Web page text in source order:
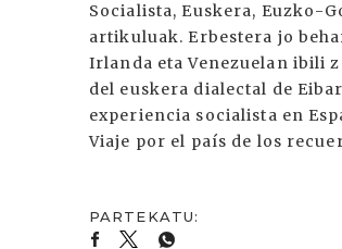
Socialista, Euskera, Euzko-
artikuluak. Erbestera jo
Irlanda eta Venezuelan ibili
del euskera dialectal de
experiencia socialista en
Viaje por el país de los